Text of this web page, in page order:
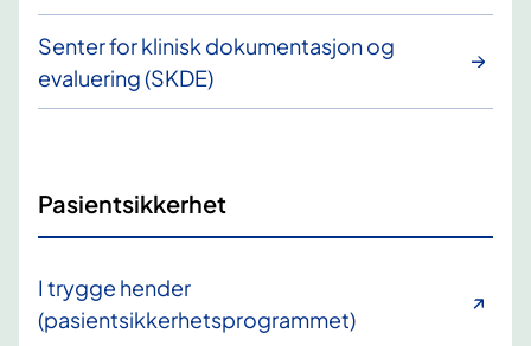
Senter for klinisk dokumentasjon og
evaluering (SKDE)
Pasientsikkerhet
I trygge hender
(pasientsikkerhetsprogrammet)